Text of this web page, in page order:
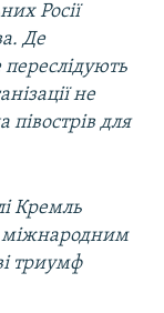
Росії
Де
переслідують
не
для
Кремль
міжнародним
триумф